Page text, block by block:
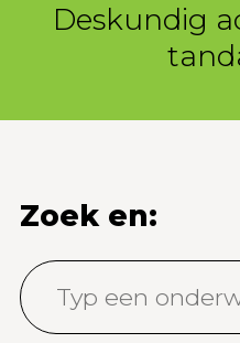
Deskundig
Zoek en: